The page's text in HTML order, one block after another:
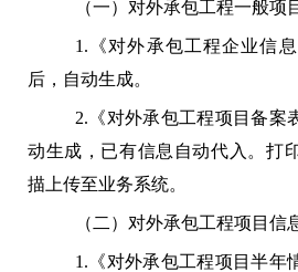
（一）对外承包工程一般项
1.《对外承包工程企业信
后，自动生成。
2.《对外承包工程项目备案
动生成，已有信息自动代入。打
描上传至业务系统。
（二）对外承包工程项目信
1.《对外承包工程项目半年